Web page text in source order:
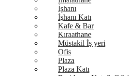
İşhanı
İşhanı Katı
Kafe & Bar
Kıraathane
Müstakil İş yeri
Ofis
Plaza
Plaza Katı